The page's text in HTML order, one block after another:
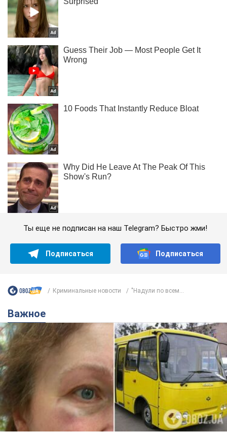
Ты еще не подписан на наш Telegram? Быстро жми!
Подписаться Подписаться
Криминальные новости "Надули по всем...
Важное